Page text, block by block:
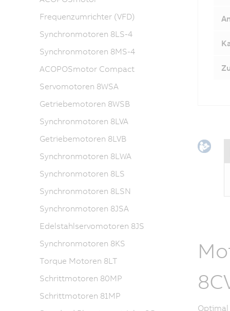
Optimal
Frequenzumrichter (VFD)
Synchronmotoren 8LS-4
Synchronmotoren 8MS-4
ACOPOSmotor Compact
Servomotoren 8WSA
Getriebemotoren 8WSB
Synchronmotoren 8LVA
Getriebemotoren 8LVB
Synchronmotoren 8LWA
Synchronmotoren 8LS
Synchronmotoren 8LSN
Synchronmotoren 8JSA
Edelstahlservomotoren 8JS
Synchronmotoren 8KS
Torque Motoren 8LT
Schrittmotoren 80MP
Schrittmotoren 81MP